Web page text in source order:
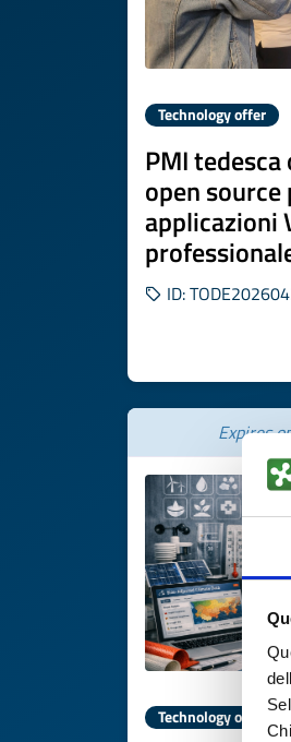
Technology offer
PMI
open
applicazioni
ID:
Expires
Technology offer